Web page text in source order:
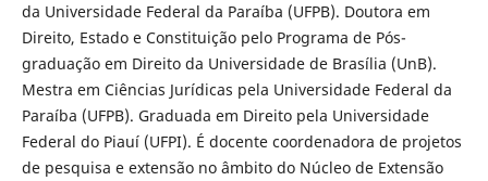
da Universidade Federal da Paraíba (UFPB). Doutora em
Direito, Estado e Constituição pelo Programa de Pós-
graduação em Direito da Universidade de Brasília (UnB).
Mestra em Ciências Jurídicas pela Universidade Federal da
Paraíba (UFPB). Graduada em Direito pela Universidade
Federal do Piauí (UFPI). É docente coordenadora de projetos
de pesquisa e extensão no âmbito do Núcleo de Extensão